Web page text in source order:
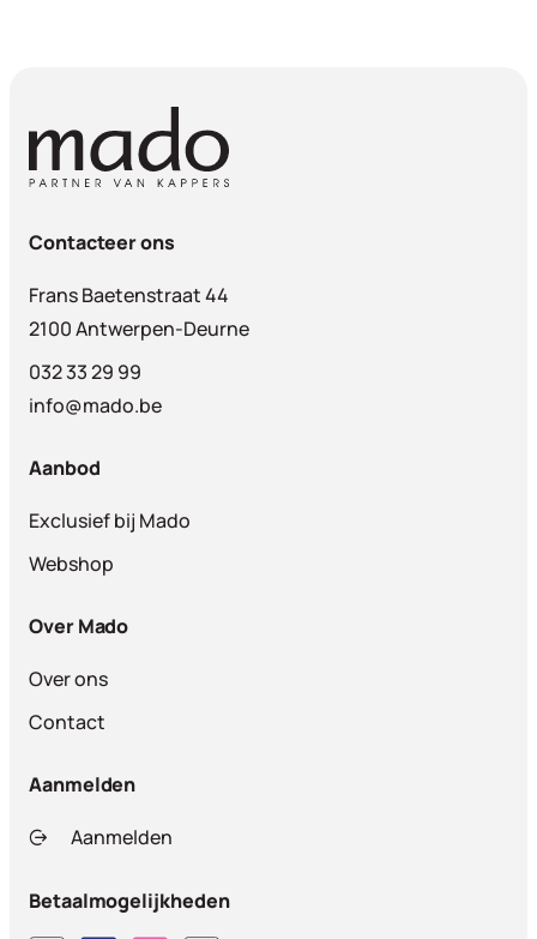
Contacteer ons
Frans Baetenstraat 44
2100 Antwerpen-Deurne
032 33 29 99
info@mado.be
Aanbod
Exclusief bij Mado
Webshop
Over Mado
Over ons
Contact
Aanmelden
Aanmelden
Betaalmogelijkheden